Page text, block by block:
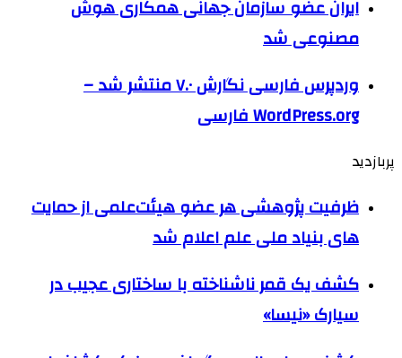
ایران عضو سازمان جهانی همکاری هوش
مصنوعی شد
وردپرس فارسی نگارش ۷.۰ منتشر شد –
WordPress.org فارسی
پربازدید
ظرفیت پژوهشی هر عضو هیئت‌علمی از حمایت
های بنیاد ملی علم اعلام شد
کشف یک قمر ناشناخته با ساختاری عجیب در
سیارک «نیسا»